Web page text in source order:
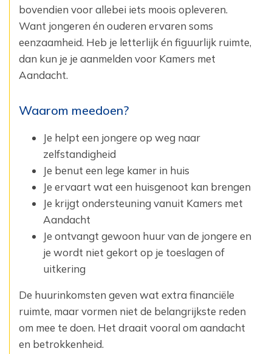
bovendien voor allebei iets moois opleveren.
Want jongeren én ouderen ervaren soms
eenzaamheid. Heb je letterlijk én figuurlijk ruimte,
dan kun je je aanmelden voor Kamers met
Aandacht.
Waarom meedoen?
Je helpt een jongere op weg naar
zelfstandigheid
Je benut een lege kamer in huis
Je ervaart wat een huisgenoot kan brengen
Je krijgt ondersteuning vanuit Kamers met
Aandacht
Je ontvangt gewoon huur van de jongere en
je wordt niet gekort op je toeslagen of
uitkering
De huurinkomsten geven wat extra financiële
ruimte, maar vormen niet de belangrijkste reden
om mee te doen. Het draait vooral om aandacht
en betrokkenheid.